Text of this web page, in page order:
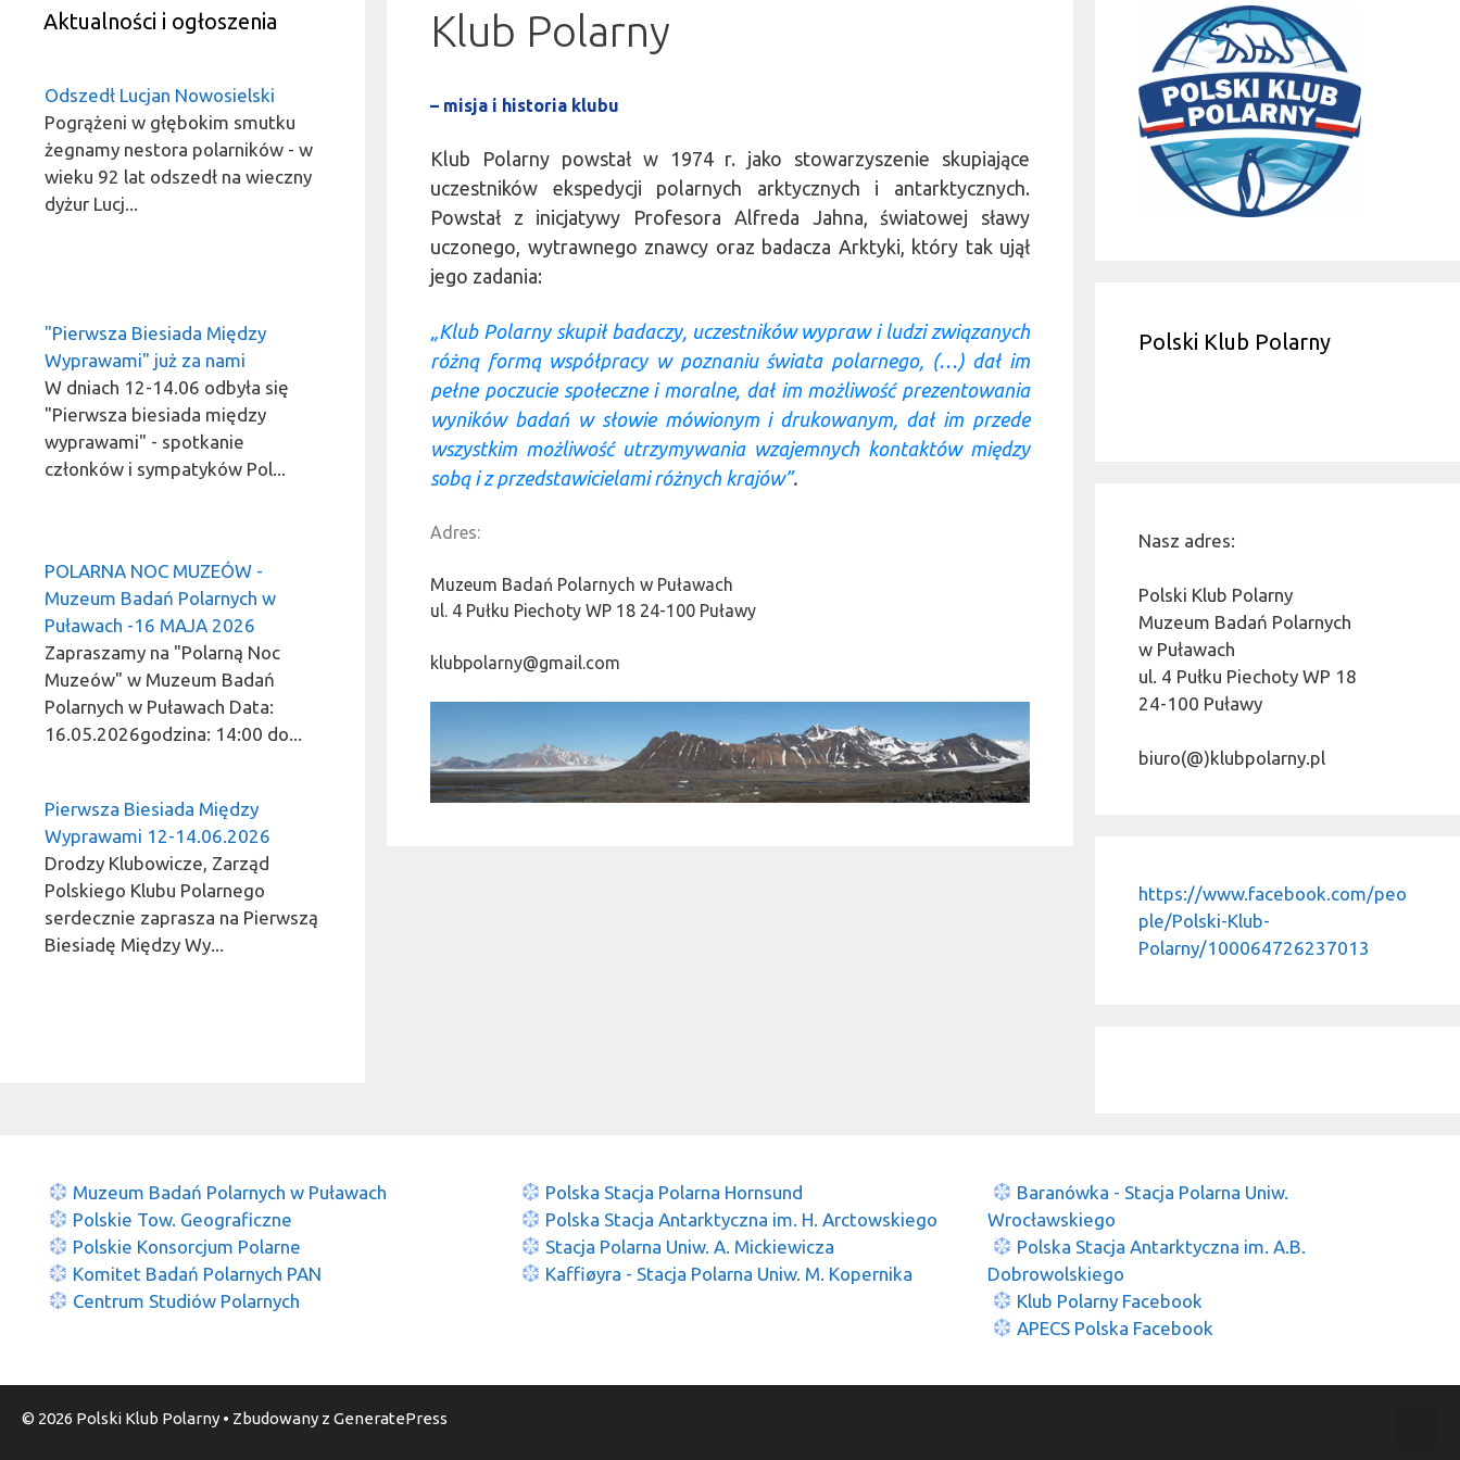
Klub Polarny
– misja i historia klubu
Klub Polarny powstał w 1974 r. jako stowarzyszenie skupiające
uczestników ekspedycji polarnych arktycznych i antarktycznych.
Powstał z inicjatywy Profesora Alfreda Jahna, światowej sławy
uczonego, wytrawnego znawcy oraz badacza Arktyki, który tak ujął
jego zadania:
„Klub Polarny skupił badaczy, uczestników wypraw i ludzi związanych
różną formą współpracy w poznaniu świata polarnego, (…) dał im
pełne poczucie społeczne i moralne, dał im możliwość prezentowania
wyników badań w słowie mówionym i drukowanym, dał im przede
wszystkim możliwość utrzymywania wzajemnych kontaktów między
sobą i z przedstawicielami różnych krajów”.
Adres:
Muzeum Badań Polarnych w Puławach
ul. 4 Pułku Piechoty WP 18 24-100 Puławy
klubpolarny@gmail.com
Aktualności i ogłoszenia
Odszedł Lucjan Nowosielski
Pogrążeni w głębokim smutku
żegnamy nestora polarników - w
wieku 92 lat odszedł na wieczny
dyżur Lucj...
"Pierwsza Biesiada Między
Wyprawami" już za nami
W dniach 12-14.06 odbyła się
"Pierwsza biesiada między
wyprawami" - spotkanie
członków i sympatyków Pol...
POLARNA NOC MUZEÓW -
Muzeum Badań Polarnych w
Puławach -16 MAJA 2026
Zapraszamy na "Polarną Noc
Muzeów" w Muzeum Badań
Polarnych w Puławach Data:
16.05.2026godzina: 14:00 do...
Pierwsza Biesiada Między
Wyprawami 12-14.06.2026
Drodzy Klubowicze, Zarząd
Polskiego Klubu Polarnego
serdecznie zaprasza na Pierwszą
Biesiadę Między Wy...
30.04.2026. Muzeum B...
Polski Klub Polarny
Nasz adres:
Polski Klub Polarny
Muzeum Badań Polarnych
w Puławach
ul. 4 Pułku Piechoty WP 18
24-100 Puławy
biuro(@)klubpolarny.pl
https://www.facebook.com/peo
ple/Polski-Klub-
Polarny/100064726237013
Muzeum Badań Polarnych w Puławach
Polskie Tow. Geograficzne
Polskie Konsorcjum Polarne
Komitet Badań Polarnych PAN
Centrum Studiów Polarnych
Polska Stacja Polarna Hornsund
Polska Stacja Antarktyczna im. H. Arctowskiego
Stacja Polarna Uniw. A. Mickiewicza
Kaffiøyra - Stacja Polarna Uniw. M. Kopernika
Baranówka - Stacja Polarna Uniw.
Wrocławskiego
Polska Stacja Antarktyczna im. A.B.
Dobrowolskiego
Klub Polarny Facebook
APECS Polska Facebook
© 2026 Polski Klub Polarny • Zbudowany z GeneratePress